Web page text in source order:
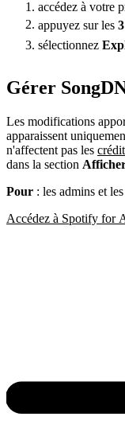
accédez à votre
appuyez sur les
sélectionnez
Gérer
Les modifications
apparaissent
n'affectent pas les
dans la section
Pour : les admins et
Accédez à Spotify for